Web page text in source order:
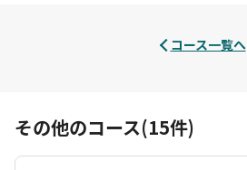
コース一覧へ
その他のコース(15件)